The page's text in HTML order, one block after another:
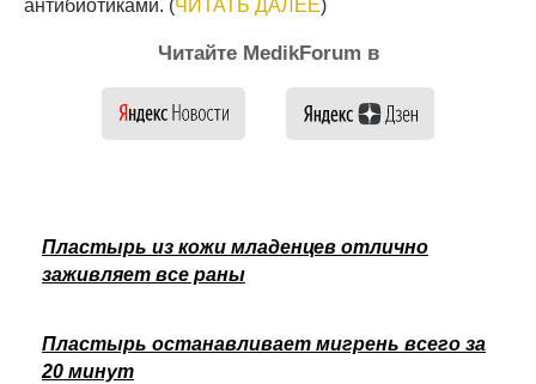
антибиотиками. (ЧИТАТЬ ДАЛЕЕ)
Читайте MedikForum в
Пластырь из кожи младенцев отлично
заживляет все раны
Пластырь останавливает мигрень всего за
20 минут